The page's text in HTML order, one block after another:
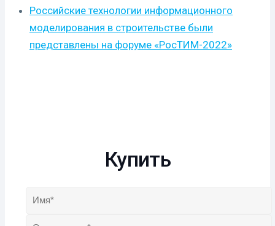
Российские технологии информационного
моделирования в строительстве были
представлены на форуме «РосТИМ-2022»
Купить